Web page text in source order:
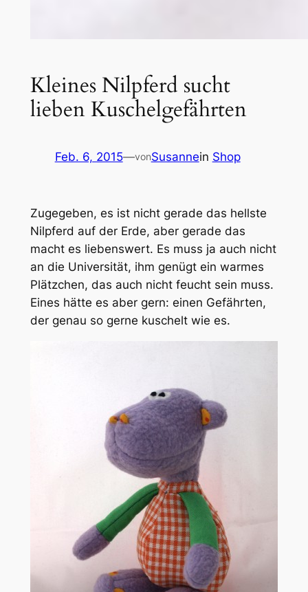
Kleines Nilpferd sucht
lieben Kuschelgefährten
Feb. 6, 2015—vonSusannein Shop
Zugegeben, es ist nicht gerade das hellste
Nilpferd auf der Erde, aber gerade das
macht es liebenswert. Es muss ja auch nicht
an die Universität, ihm genügt ein warmes
Plätzchen, das auch nicht feucht sein muss.
Eines hätte es aber gern: einen Gefährten,
der genau so gerne kuschelt wie es.